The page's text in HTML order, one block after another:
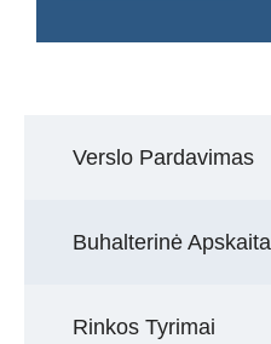
Verslo Pardavimas
Buhalterinė Apskaita
Rinkos Tyrimai